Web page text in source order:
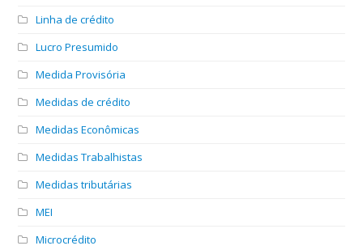
Linha de crédito
Lucro Presumido
Medida Provisória
Medidas de crédito
Medidas Econômicas
Medidas Trabalhistas
Medidas tributárias
MEI
Microcrédito